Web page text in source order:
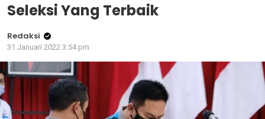
Seleksi Yang Terbaik
Redaksi
31 Januari 2022 3:54 pm